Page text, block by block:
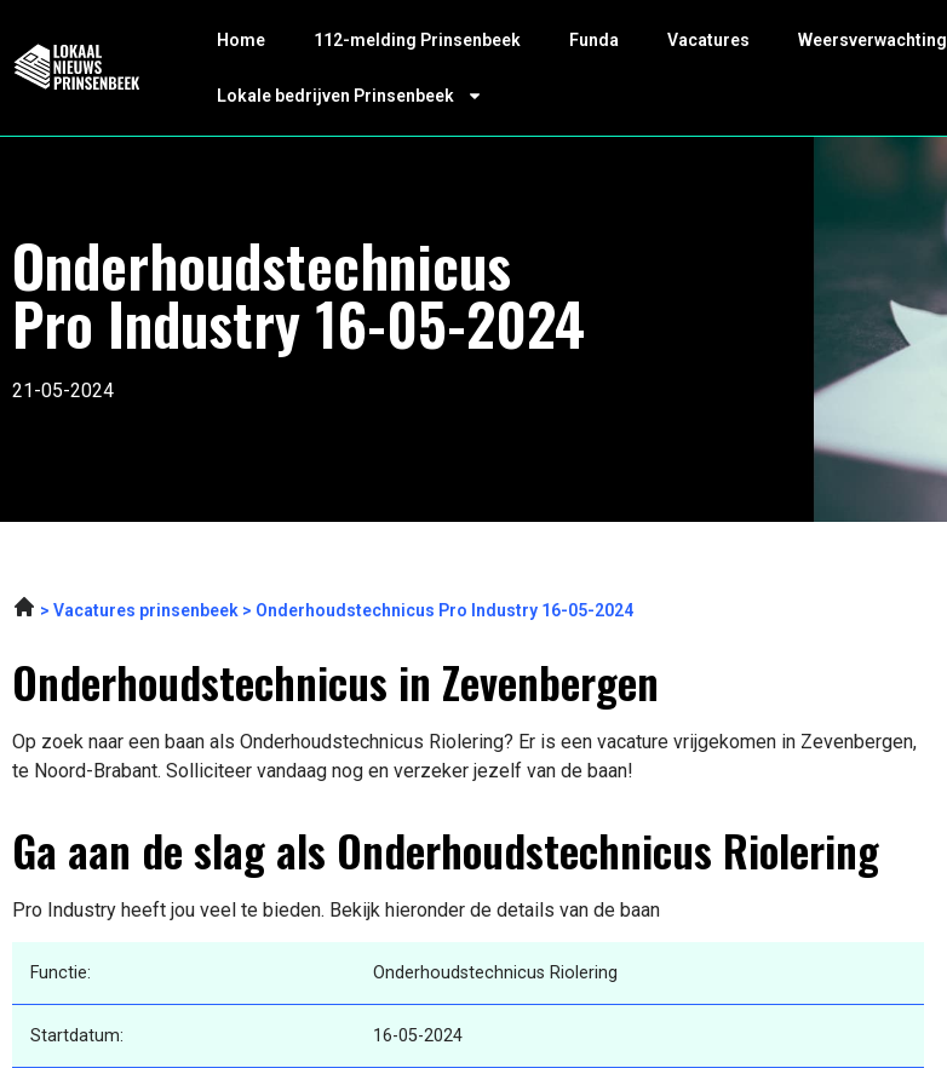
Home 112-melding Prinsenbeek Funda Vacatures Weersverwachting
Lokale bedrijven Prinsenbeek
Onderhoudstechnicus
Pro Industry 16-05-2024
21-05-2024
Vacatures prinsenbeek Onderhoudstechnicus Pro Industry 16-05-2024
Onderhoudstechnicus in Zevenbergen
Op zoek naar een baan als Onderhoudstechnicus Riolering? Er is een vacature vrijgekomen in Zevenbergen,
te Noord-Brabant. Solliciteer vandaag nog en verzeker jezelf van de baan!
Ga aan de slag als Onderhoudstechnicus Riolering
Pro Industry heeft jou veel te bieden. Bekijk hieronder de details van de baan
Functie: Onderhoudstechnicus Riolering
Startdatum: 16-05-2024